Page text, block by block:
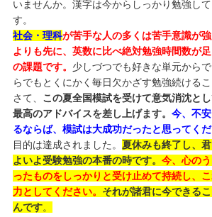
いませんか。漢字は今からしっかり勉強し
す。
社会・理科が苦手な人の多くは苦手意識が
よりも先に、英数に比べ絶対勉強時間数が
の課題です。 少しづつでも好きな単元から
らでもとくにかく毎日欠かざす勉強続けるこ
さて、 この夏全国模試を受けて意気消沈とし
最高のアドバイスを差し上げます。 今、不
るならば、模試は大成功だったと思ってくだ
目的は達成されました。 夏休みも終了し、
よいよ受験勉強の本番の時です。 今、心の
ったものをしっかりと受け止めて持続し、
力としてください。 それが諸君に今できる
んです。